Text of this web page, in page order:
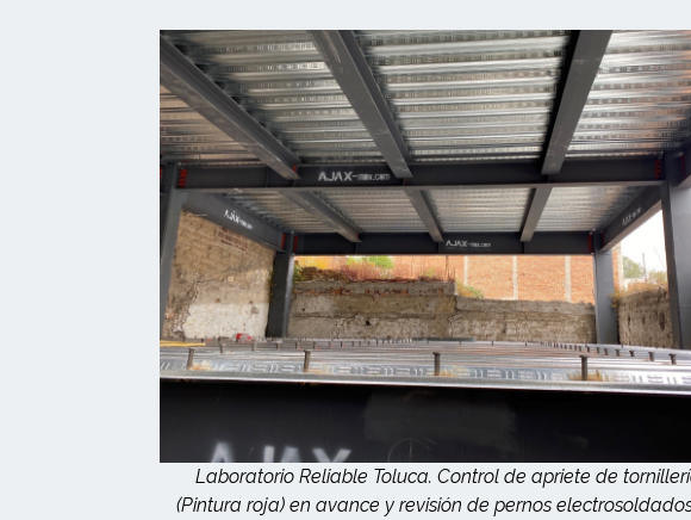
Laboratorio Reliable Toluca. Control de apriete de
(Pintura roja) en avance y revisión de pernos